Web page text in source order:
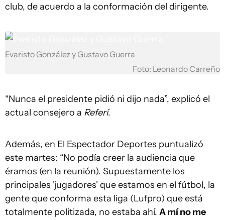
club, de acuerdo a la conformación del dirigente.
Evaristo González y Gustavo Guerra
Foto: Leonardo Carreño
“Nunca el presidente pidió ni dijo nada”, explicó el
actual consejero a Referí.
Además, en El Espectador Deportes puntualizó
este martes: “No podía creer la audiencia que
éramos (en la reunión). Supuestamente los
principales 'jugadores' que estamos en el fútbol, la
gente que conforma esta liga (Lufpro) que está
totalmente politizada, no estaba ahí. A mí no me